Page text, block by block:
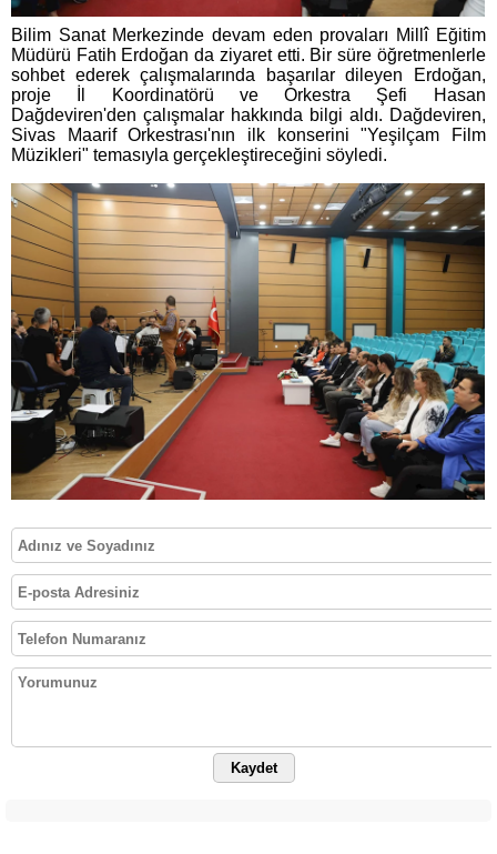
Bilim Sanat Merkezinde devam eden provaları Millî Eğitim
Müdürü Fatih Erdoğan da ziyaret etti. Bir süre öğretmenlerle
sohbet ederek çalışmalarında başarılar dileyen Erdoğan,
proje İl Koordinatörü ve Orkestra Şefi Hasan
Dağdeviren'den çalışmalar hakkında bilgi aldı. Dağdeviren,
Sivas Maarif Orkestrası'nın ilk konserini "Yeşilçam Film
Müzikleri" temasıyla gerçekleştireceğini söyledi.
Kaydet